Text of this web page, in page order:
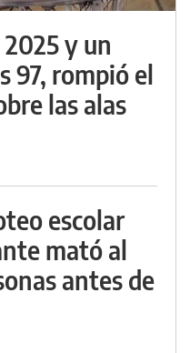
y un
97, rompió el
las alas
escolar
mató al
antes de